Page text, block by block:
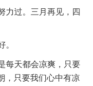
过。三月再见，四
天都会凉爽，只要
，只要我们心中有凉